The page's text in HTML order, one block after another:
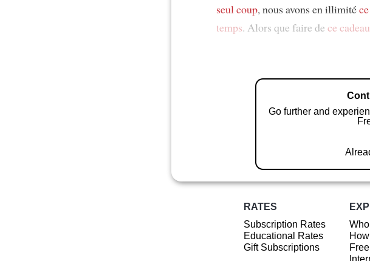
seul coup, nous avons en illimité
temps. Alors que faire de ce
Go further and
RATES
Subscription Rates
Educational Rates
Gift Subscriptions